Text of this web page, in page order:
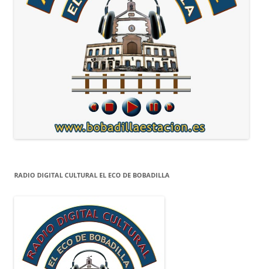
RADIO DIGITAL CULTURAL EL ECO DE BOBADILLA